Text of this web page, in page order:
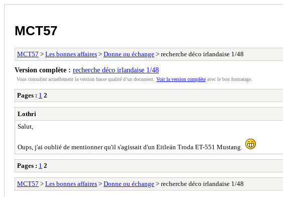
MCT57
MCT57 > Les bonnes affaires > Donne ou échange > recherche déco irlandaise 1/48
Version complète : recherche déco irlandaise 1/48
Vous consultez actuellement la version basse qualité d’un document. Voir la version complète avec le bon formatage.
Pages : 1 2
Lothri
Salut,
Oups, j'ai oublié de mentionner qu'il s'agissait d'un Eitleán Troda ET-551 Mustang.
Pages : 1 2
MCT57 > Les bonnes affaires > Donne ou échange > recherche déco irlandaise 1/48